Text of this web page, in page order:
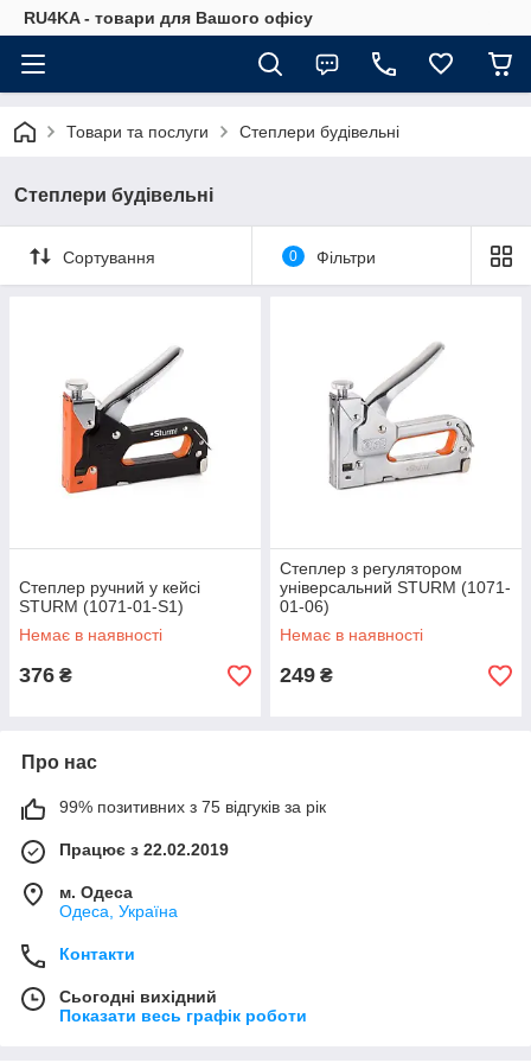
RU4KA - товари для Вашого офісу
Товари та послуги Степлери будівельні
Степлери будівельні
Сортування 0 Фільтри
Степлер ручний у кейсі
STURM (1071-01-S1)
Немає в наявності
376 ₴
Степлер з регулятором
універсальний STURM (1071-
01-06)
Немає в наявності
249 ₴
Про нас
99% позитивних з 75 відгуків за рік
Працює з 22.02.2019
м. Одеса
Одеса, Україна
Контакти
Сьогодні вихідний
Показати весь графік роботи